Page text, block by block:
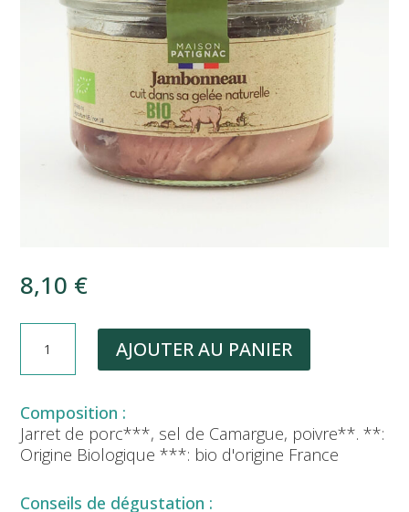
8,10 €
JAMBONNEAU
DANS
SA
GELÉE
(180G)
AJOUTER AU PANIER
Jarret de porc***, sel de Camargue, poivre**. **:
Origine Biologique ***: bio d'origine France